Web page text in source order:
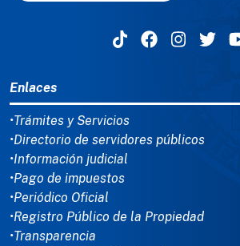
Enlaces
•Trámites y Servicios
•Directorio de servidores públicos
•Información judicial
•Pago de impuestos
•Periódico Oficial
•Registro Público de la Propiedad
•Transparencia